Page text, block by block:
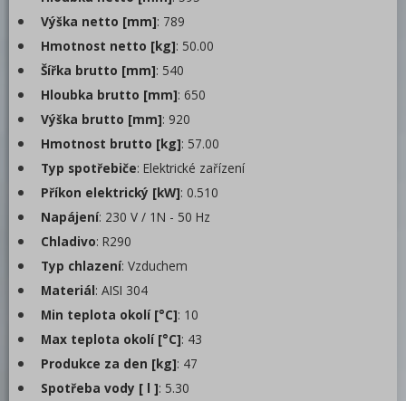
Barové zařízení, kávovary
REDFOX
Výška netto [mm]: 789
Hmotnost netto [kg]: 50.00
Šířka brutto [mm]: 540
Hloubka brutto [mm]: 650
Výška brutto [mm]: 920
Hmotnost brutto [kg]: 57.00
Typ spotřebiče: Elektrické zařízení
Příkon elektrický [kW]: 0.510
Napájení: 230 V / 1N - 50 Hz
Chladivo: R290
Typ chlazení: Vzduchem
Materiál: AISI 304
Min teplota okolí [°C]: 10
Max teplota okolí [°C]: 43
Produkce za den [kg]: 47
Spotřeba vody [ l ]: 5.30